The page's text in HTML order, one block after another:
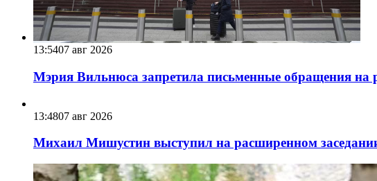
13:5407 авг 2026
Мэрия Вильнюса запретила письменные обращения на
13:4807 авг 2026
Михаил Мишустин выступил на расширенном